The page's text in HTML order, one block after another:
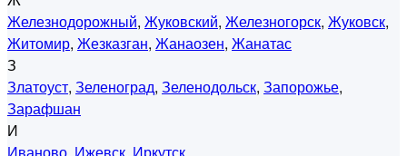
Железнодорожный, Жуковский, Железногорск, Жуковск,
Житомир, Жезказган, Жанаозен, Жанатас
З
Златоуст, Зеленоград, Зеленодольск, Запорожье,
Зарафшан
И